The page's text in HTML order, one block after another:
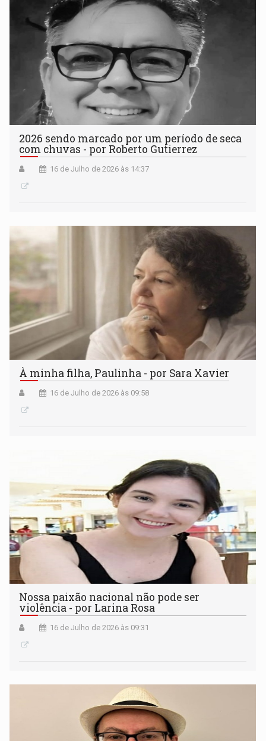
2026 sendo marcado por um período de seca
com chuvas - por Roberto Gutierrez
16 de Julho de 2026 às 14:37
À minha filha, Paulinha - por Sara Xavier
16 de Julho de 2026 às 09:58
Nossa paixão nacional não pode ser
violência - por Larina Rosa
16 de Julho de 2026 às 09:31